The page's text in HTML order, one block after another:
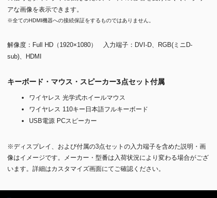
アな画像を表示できます。
※全てのHDMI機器への接続保証をするものではありません。
解像度：Full HD（1920×1080） 入力端子：DVI-D、RGB(ミニD-
sub)、HDMI
キーボード・マウス・スピーカー3点セット付属
ワイヤレス 光学式ホイールマウス
ワイヤレス 110キー日本語フルキーボード
USB電源 PCスピーカー
※ディスプレイ、および付属の3点セットの入力端子を含めた説明・画
像はイメージです。メーカー・型番は入荷状況により変わる場合がござ
います。詳細はカスタマイズ画面にてご確認ください。